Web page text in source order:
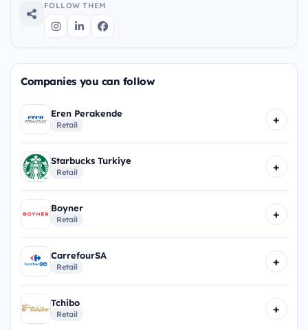
FOLLOW THEM
Companies you can follow
Eren Perakende
Retail +
Starbucks Turkiye
Retail +
Boyner
Retail +
CarrefourSA
Retail +
Tchibo
Retail +